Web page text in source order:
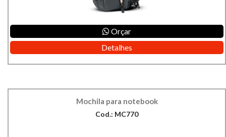
Orçar
Detalhes
Mochila para notebook
Cod.: MC770